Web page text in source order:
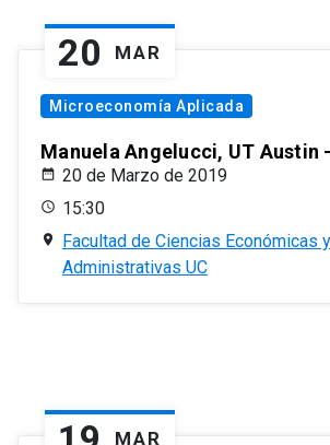
20 MAR
Microeconomía Aplicada
Manuela Angelucci, UT Austin
20 de Marzo de 2019
15:30
Facultad de Ciencias Económicas y
Administrativas UC
MAR